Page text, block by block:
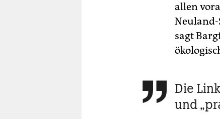
allen
Neuland-
sagt
 Die
und